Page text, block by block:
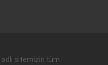
adlı sitemizin tüm